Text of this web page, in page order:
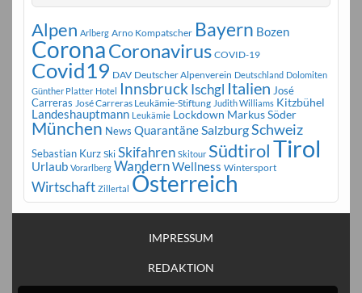
Alpen Arlberg Arno Kompatscher Bayern Bozen
CoronaCoronavirus COVID-19
Covid19 DAV Deutscher Alpenverein Deutschland Dolomiten
Günther Platter Hotel Innsbruck Ischgl Italien José
Carreras José Carreras Leukämie-Stiftung Judith Williams Kitzbühel
Landeshauptmann Leukämie Lockdown Markus Söder
München News Quarantäne SalzburgSchweiz
Sebastian Kurz Ski Skifahren Skitour SüdtirolTirol
Urlaub Vorarlberg WandernWellness Wintersport
Wirtschaft Zillertal Österreich
IMPRESSUM
REDAKTION